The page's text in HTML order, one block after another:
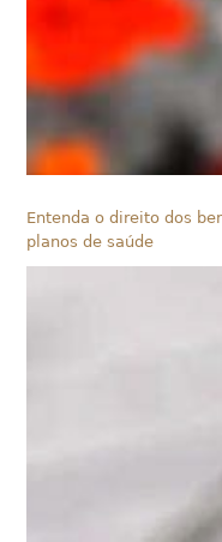
Entenda o direito dos
planos de saúde